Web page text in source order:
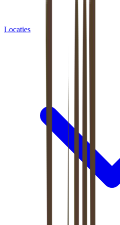
Locaties